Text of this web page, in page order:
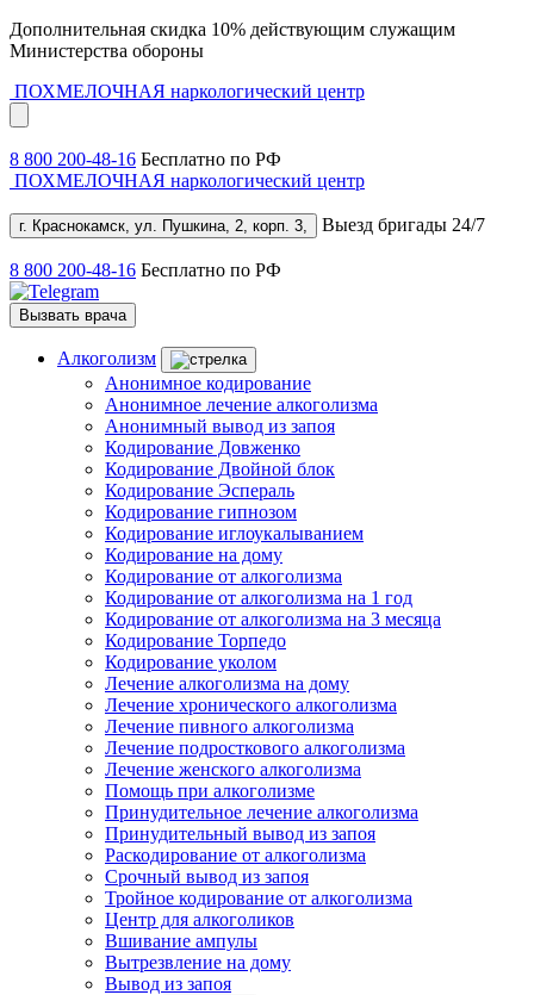
Дополнительная скидка 10% действующим служащим
Министерства обороны
ПОХМЕЛОЧНАЯ наркологический центр
8 800 200-48-16 Бесплатно по РФ
ПОХМЕЛОЧНАЯ наркологический центр
г. Краснокамск, ул. Пушкина, 2, корп. 3, Выезд бригады 24/7
8 800 200-48-16 Бесплатно по РФ
Вызвать врача
Алкоголизм
Анонимное кодирование
Анонимное лечение алкоголизма
Анонимный вывод из запоя
Кодирование Довженко
Кодирование Двойной блок
Кодирование Эспераль
Кодирование гипнозом
Кодирование иглоукалыванием
Кодирование на дому
Кодирование от алкоголизма
Кодирование от алкоголизма на 1 год
Кодирование от алкоголизма на 3 месяца
Кодирование Торпедо
Кодирование уколом
Лечение алкоголизма на дому
Лечение хронического алкоголизма
Лечение пивного алкоголизма
Лечение подросткового алкоголизма
Лечение женского алкоголизма
Помощь при алкоголизме
Принудительное лечение алкоголизма
Принудительный вывод из запоя
Раскодирование от алкоголизма
Срочный вывод из запоя
Тройное кодирование от алкоголизма
Центр для алкоголиков
Вшивание ампулы
Вытрезвление на дому
Вывод из запоя